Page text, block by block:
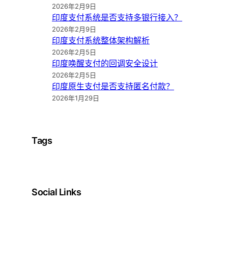
2026年2月9日
印度支付系统是否支持多银行接入？
2026年2月9日
印度支付系统整体架构解析
2026年2月5日
印度唤醒支付的回调安全设计
2026年2月5日
印度原生支付是否支持匿名付款？
2026年1月29日
Tags
Social Links